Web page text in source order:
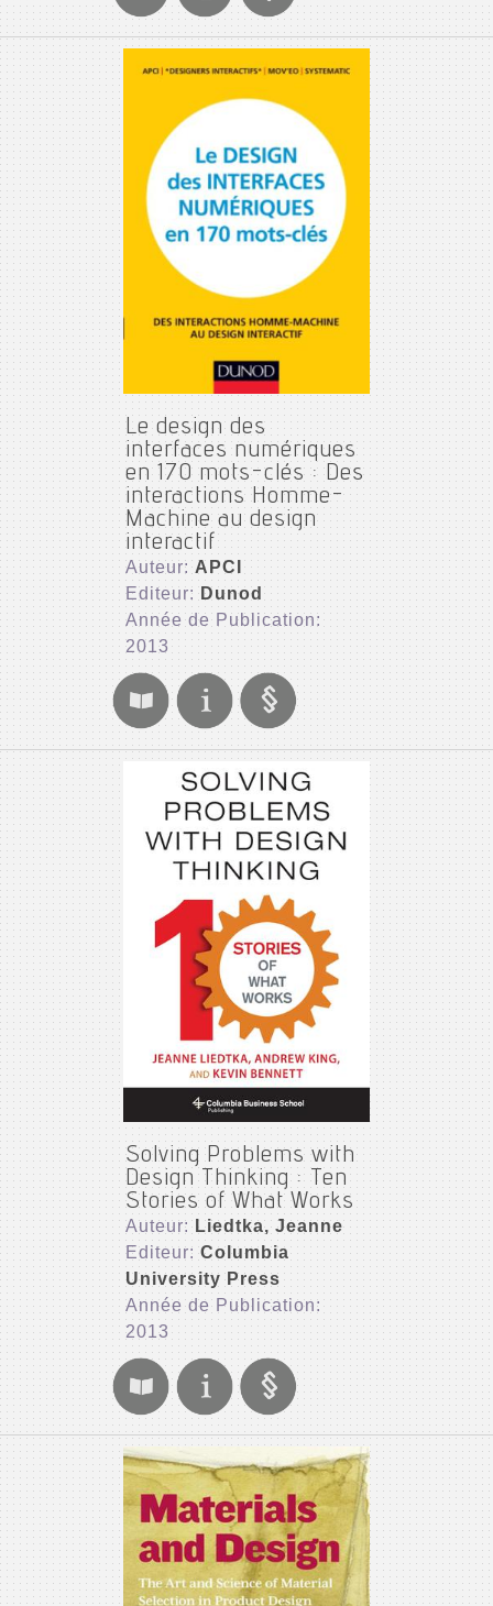
Le design des
interfaces numériques
en 170 mots-clés : Des
interactions Homme-
Machine au design
interactif
Auteur:APCI
Editeur: Dunod
Année de Publication:
2013
Solving Problems with
Design Thinking : Ten
Stories of What Works
Auteur: Liedtka, Jeanne
Editeur:Columbia
University Press
Année de Publication:
2013